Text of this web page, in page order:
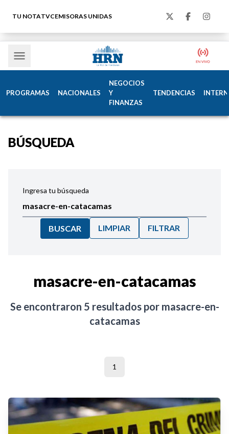
TU NOTATVCEMISORAS UNIDAS
PROGRAMAS NACIONALES
NEGOCIOS
Y
FINANZAS
TENDENCIAS
BÚSQUEDA
Ingresa tu búsqueda
BUSCAR LIMPIAR FILTRAR
masacre-en-catacamas
Se encontraron 5 resultados por masacre-en-
catacamas
1